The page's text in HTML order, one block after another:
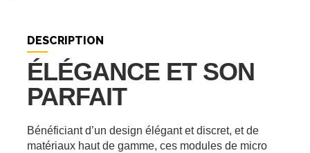
DESCRIPTION
ÉLÉGANCE ET SON
PARFAIT
Bénéficiant d’un design élégant et discret, et de
matériaux haut de gamme, ces modules de micro